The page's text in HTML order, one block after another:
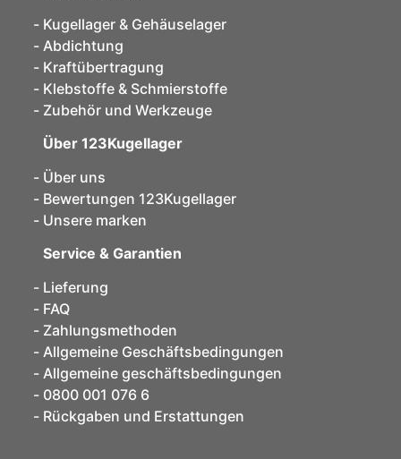
Kugellager & Gehäuselager
Abdichtung
Kraftübertragung
Klebstoffe & Schmierstoffe
Zubehör und Werkzeuge
Über 123Kugellager
Über uns
Bewertungen 123Kugellager
Unsere marken
Service & Garantien
Lieferung
FAQ
Zahlungsmethoden
Allgemeine Geschäftsbedingungen
Allgemeine geschäftsbedingungen
0800 001 076 6
Rückgaben und Erstattungen